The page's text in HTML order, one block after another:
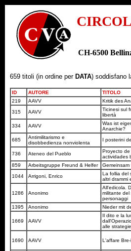
CH-6500
659 titoli (in ordine per DATA) soddisfano
ID AUTORE TITOLO
219
AAVV Kritik des
315
AAVV
Ticinesi sul
libertà
334
AAVV
Was ist
Anarchie?
685
Antimilitarismo e
disobbedienza nonviolenta
I posterini
736 Ateneo del Pueblo
Proyecto de
actividades
859 Arbeitsgruppe Freund & Helfer
1044
Arrigoni, Enrico
La follia del
altri drammi
1286 Anonimo
All'edicola.
militante del
personaggi
1395 Anonimo Nieder mit
1669 AAVV
Il dito e la
alle
1690 AAVV L'affare